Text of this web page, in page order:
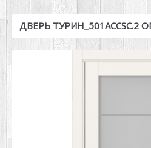
ДВЕРЬ ТУРИН_501АССSC.2